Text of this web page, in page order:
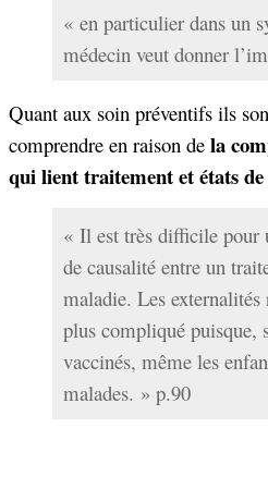
« en particulier dans un
médecin veut donner
Quant aux soin préventifs ils
comprendre en raison de la
qui lient traitement et états de
« Il est très difficile pour
de causalité entre un
maladie. Les
plus compliqué puisque,
vaccinés, même les
malades. » p.90